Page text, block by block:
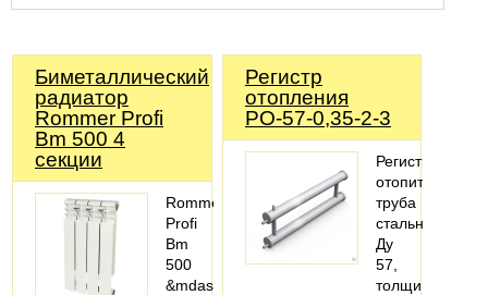
Биметаллический
радиатор
Rommer Profi
Bm 500 4
секции
Rommer
Profi
Bm
500
&mdash;
Регистр
отопления
РО-57-0,35-2-3
Регистры
отопительные,
труба
стальная
Ду
57,
толщина